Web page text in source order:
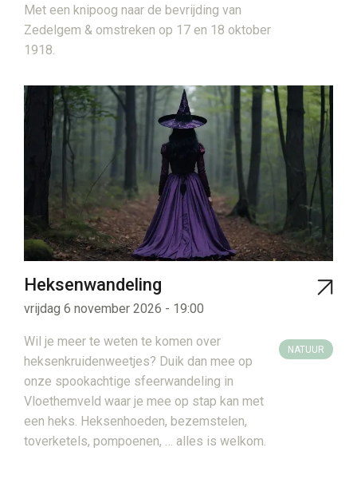
Met een knipoog naar de bevrijding van
Zedelgem & omstreken op 17 en 18 oktober
1918.
Heksenwandeling
vrijdag 6 november 2026 - 19:00
Wil je meer te weten te komen over
heksenkruidenweetjes? Duik dan mee op
onze spookachtige sfeerwandeling in
Vloethemveld waar je mee op stap kan met
een heks. Heksenhoeden, bezemstelen,
toverketels, pompoenen, … alles is welkom.
NATUUR